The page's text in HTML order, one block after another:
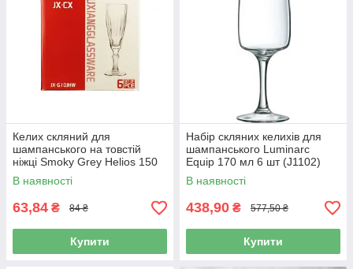
Келих скляний для
шампанського на товстій
ніжці Smoky Grey Helios 150
мл 9005A
В наявності
63,84 ₴ 84 ₴
Купити
Набір скляних келихів для
шампанського Luminarc
Equip 170 мл 6 шт (J1102)
В наявності
438,90 ₴ 577,50 ₴
Купити